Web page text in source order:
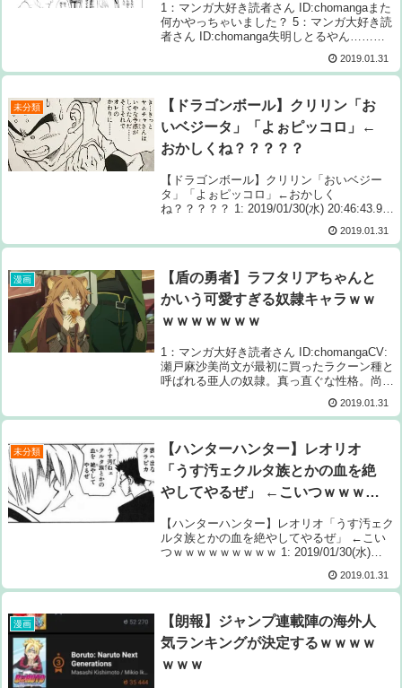
1：マンガ大好き読者さん ID:chomangaまた
何かやっちゃいました？ 5：マンガ大好き読
者さん ID:chomanga失明しとるやん……こ
んなんで一生カタワとかかわいそう6：マン
ガ大好き読者さん ID:chomanga失明してて
草7：...
2019.01.31
未分類
【ドラゴンボール】クリリン「お
いベジータ」「よぉピッコロ」←
おかしくね？？？？？
【ドラゴンボール】クリリン「おいベジー
タ」「よぉピッコロ」←おかしく
ね？？？？？ 1: 2019/01/30(水) 20:46:43.92
なん？ 続きを読むSource: ちゃん速【ドラ
ゴンボール】...
2019.01.31
漫画
【盾の勇者】ラフタリアちゃんと
かいう可愛すぎる奴隷キャラｗｗ
ｗｗｗｗｗｗｗ
1：マンガ大好き読者さん ID:chomangaCV:
瀬戸麻沙美尚文が最初に買ったラクーン種と
呼ばれる亜人の奴隷。真っ直ぐな性格。尚文
ガ大好き読者さん ID:chomanga12：マンガ
大好き読者さん...
2019.01.31
未分類
【ハンターハンター】レオリオ
「うす汚ェクルタ族とかの血を絶
やしてやるぜ」 ←こいつｗｗｗｗ
ｗｗｗｗｗ
【ハンターハンター】レオリオ「うす汚ェク
ルタ族とかの血を絶やしてやるぜ」 ←こい
つｗｗｗｗｗｗｗｗｗ 1: 2019/01/30(水)
Source: ちゃん速【ハンターハンター】レオ
リオ「...
2019.01.31
漫画
【朗報】ジャンプ連載陣の海外人
気ランキングが決定するｗｗｗｗ
ｗｗｗ